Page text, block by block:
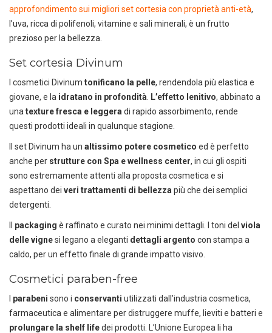
approfondimento sui migliori set cortesia con proprietà anti-età,
l’uva, ricca di polifenoli, vitamine e sali minerali, è un frutto
prezioso per la bellezza.
Set cortesia Divinum
I cosmetici Divinum tonificano la pelle, rendendola più elastica e
giovane, e la idratano in profondità L’effetto lenitivo, abbinato a
una texture fresca e leggera di rapido assorbimento, rende
questi prodotti ideali in qualunque stagione.
Il set Divinum ha un altissimo potere cosmetico ed è perfetto
anche per strutture con Spa e wellness center, in cui gli ospiti
sono estremamente attenti alla proposta cosmetica e si
aspettano dei veri trattamenti di bellezza più che dei semplici
detergenti.
Il packaging è raffinato e curato nei minimi dettagli. I toni del viola
delle vignesi legano a eleganti dettagli argento con stampa a
caldo, per un effetto finale di grande impatto visivo.
Cosmetici paraben-free
I parabeni sono i conservanti utilizzati dall’industria cosmetica,
farmaceutica e alimentare per distruggere muffe, lieviti e batteri e
prolungare la shelf lifedei prodotti. L’Unione Europea li ha